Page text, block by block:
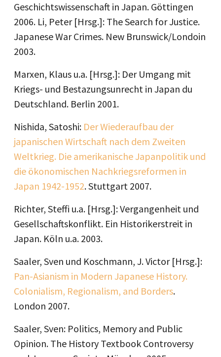
Geschichtswissenschaft in Japan. Göttingen
2006. Li, Peter [Hrsg.]: The Search for Justice.
Japanese War Crimes. New Brunswick/Londoin
2003.
Marxen, Klaus u.a. [Hrsg.]: Der Umgang mit
Kriegs- und Bestazungsunrecht in Japan du
Deutschland. Berlin 2001.
Nishida, Satoshi: Der Wiederaufbau der
japanischen Wirtschaft nach dem Zweiten
Weltkrieg. Die amerikanische Japanpolitik und
die ökonomischen Nachkriegsreformen in
Japan 1942-1952. Stuttgart 2007.
Richter, Steffi u.a. [Hrsg.]: Vergangenheit und
Gesellschaftskonflikt. Ein Historikerstreit in
Japan. Köln u.a. 2003.
Saaler, Sven und Koschmann, J. Victor [Hrsg.]:
Pan-Asianism in Modern Japanese History.
Colonialism, Regionalism, and Borders.
London 2007.
Saaler, Sven: Politics, Memory and Public
Opinion. The History Textbook Controversy